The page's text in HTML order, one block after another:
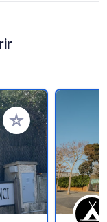
Ajouter à vos